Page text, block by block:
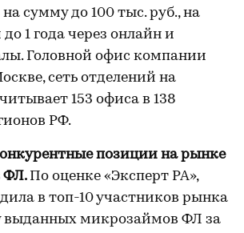
сумму до 100 тыс. руб., на
1 года через онлайн и
Головной офис компании
сеть отделений на
153 офиса в 138
РФ.
позиции на рынке
ФЛ. По оценке «Эксперт РА»,
в топ-10 участников рынка
выданных микрозаймов ФЛ за